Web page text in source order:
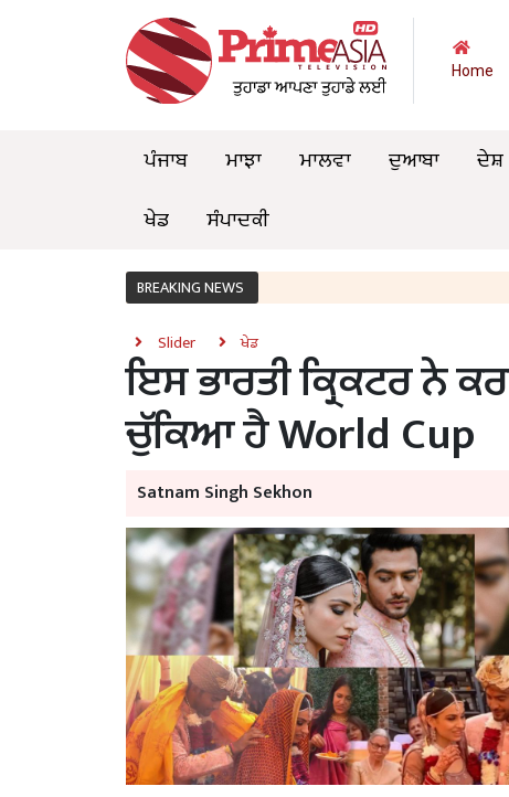
Home
ਪੰਜਾਬ ਮਾਝਾ ਮਾਲਵਾ ਦੁਆਬਾ ਦੇਸ਼
ਖੇਡ
ਸੰਪਾਦਕੀ
BREAKING NEWS
Slider ਖੇਡ
ਇਸ ਭਾਰਤੀ ਕ੍ਰਿਕਟਰ
ਚੁੱਕਿਆ ਹੈ World Cup
Satnam Singh Sekhon